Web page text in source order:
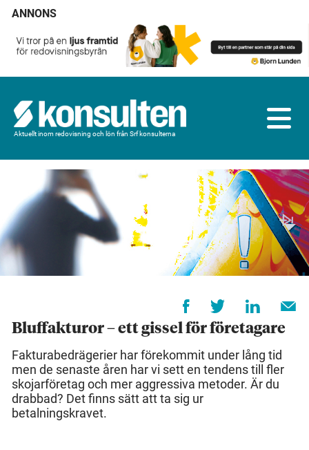
ANNONS
Aktuellt inom redovisning och lön från Srf konsulterna
Bluffakturor – ett gissel för företagare
Fakturabedrägerier har förekommit under lång tid
men de senaste åren har vi sett en tendens till fler
skojarföretag och mer aggressiva metoder. Är du
drabbad? Det finns sätt att ta sig ur
betalningskravet.